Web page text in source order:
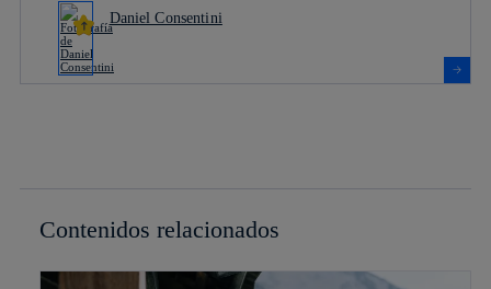
Daniel Consentini
Contenidos relacionados